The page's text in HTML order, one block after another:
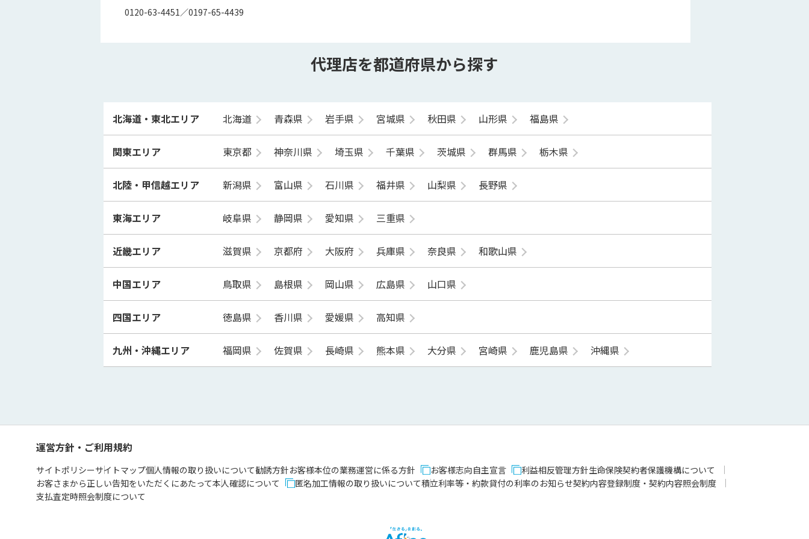
0120-63-4451／0197-65-4439
代理店を都道府県から探す
北海道・東北エリア 北海道 青森県 岩手県 宮城県 秋田県 山形県 福島県
関東エリア 東京都 神奈川県 埼玉県 千葉県 茨城県 群馬県 栃木県
北陸・甲信越エリア 新潟県 富山県 石川県 福井県 山梨県 長野県
東海エリア 岐阜県 静岡県 愛知県 三重県
近畿エリア 滋賀県 京都府 大阪府 兵庫県 奈良県 和歌山県
中国エリア 鳥取県 島根県 岡山県 広島県 山口県
四国エリア 徳島県 香川県 愛媛県 高知県
九州・沖縄エリア 福岡県 佐賀県 長崎県 熊本県 大分県 宮崎県 鹿児島県 沖縄県
運営方針・ご利用規約
サイトポリシーサイトマップ個人情報の取り扱いについて勧誘方針お客様本位の業務運営に係る方針 お客様志向自主宣言 利益相反管理方針生命保険契約者保護機構について
お客さまから正しい告知をいただくにあたって本人確認について 匿名加工情報の取り扱いについて積立利率等・約款貸付の利率のお知らせ契約内容登録制度・契約内容照会制度
支払査定時照会制度について